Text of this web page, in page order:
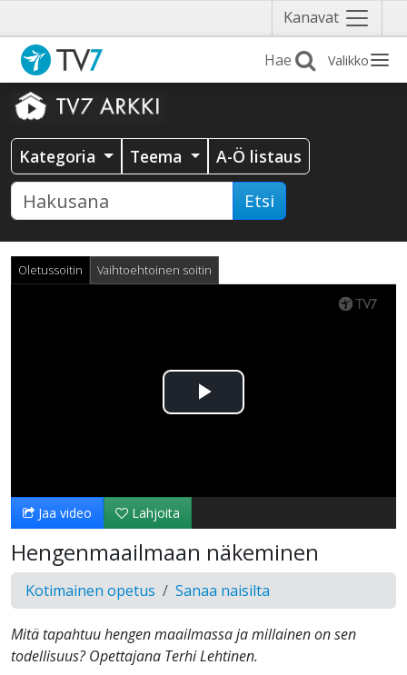
Kanavat Näytä
valikko
Valikko
Kategoria Teema A-Ö listaus
Etsi
Oletussoitin Vaihtoehtoinen soitin
Toista
Jaa video Lahjoita
Hengenmaailmaan näkeminen
Kotimainen opetus Sanaa naisilta
Mitä tapahtuu hengen maailmassa ja millainen on sen
todellisuus? Opettajana Terhi Lehtinen.